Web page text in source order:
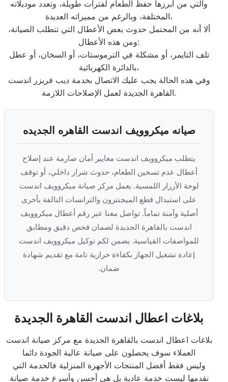
والتي من أبرزها حفظ الطعام لفترات طويلة، وتعدد موديلاته
المختلفة، وبالرغم من مميزاته العديدة،
ألا أنه من المحتمل حدوث بعض الأعطال التي تتطلب الصيانة،
ومن هذه الأعطال:
تلف التايمر، أو مشكلة في الترموستات، أو السخان، أو عطل
بالدائرة الكهربائية،
وفي هذه الحالة يجب عليك الاتصال بخدمة ديب فريزر اندست
القاهرة الجديدة لعمل الإصلاحات اللازمة.
صيانه ميكروويف اندست القاهره الجديده
يتطلب ميكروويف اندست معايير أمان صارمة عند إصلاح
أعطال عدم تسخين الطعام، حدوث شرار داخلي، أو توقف
لوحة الأزرار اللمسية. يعمل مركز صيانة ميكروويف اندست
على استبدال قطع الميجنترون والترانسات التالفة بأخرى
أصلية وآمنة تماماً. تواصل معنا عبر رقم أعطال ميكروويف
اندست بالقاهرة الجديدة لضمان فحص دقيق ومطابق
للمواصفات القياسية. يضمن لكم توكيل ميكروويف اندست
إعادة تشغيل الجهاز بكفاءة حرارية تامة مع تقديم شهادة
ضمان.
بلاغات اعطال اندست القاهرة الجديدة
بلاغات اعطال اندست بالقاهرة الجديدة مع مركز صيانة اندست
العملاء سوف يحصلون على صيانة عالية الجودة دائما
وليس فقط أفضل المنتجات الأجهزة المنزلية فالخدمة التي
نقدمها ليست خدمة عادية بل هي أحسن وأسرع خدمة صيانة